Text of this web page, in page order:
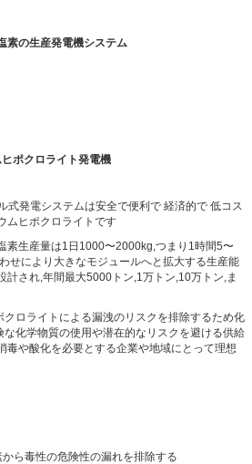
素の生産発電機システム
ポクロライト発電機
式発電システムは安全で便利で 経済的で 低コス
ムヒポクロライトです
素生産量は1日1000〜2000kg,つまり1時間5〜
せにより大きなモジュールへと拡大する生産能
計され,年間最大5000トン,1万トン,10万トン,ま
ロライトによる漏洩のリスクを排除するため化
化学物質の使用や潜在的なリスクを避ける供給
毒や酸化を必要とする企業や地域にとって理想
ら毒性の危険性の漏れを排除する